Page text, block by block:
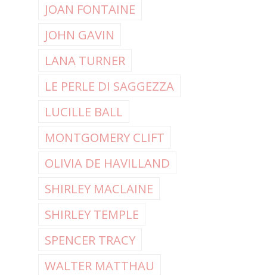
JOAN FONTAINE
JOHN GAVIN
LANA TURNER
LE PERLE DI SAGGEZZA
LUCILLE BALL
MONTGOMERY CLIFT
OLIVIA DE HAVILLAND
SHIRLEY MACLAINE
SHIRLEY TEMPLE
SPENCER TRACY
WALTER MATTHAU